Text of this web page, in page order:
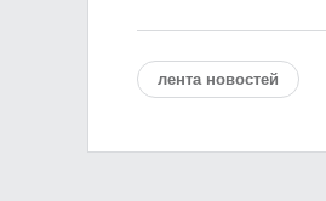
лента новостей